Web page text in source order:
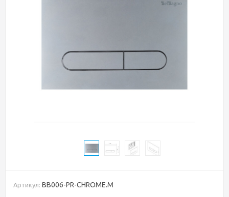
Артикул: BB006-PR-CHROME.M